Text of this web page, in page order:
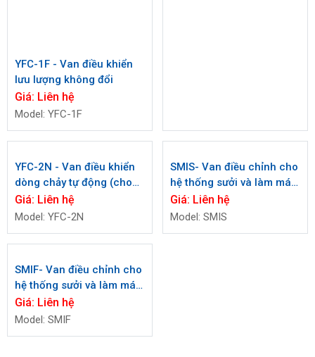
YFC-1F - Van điều khiển
lưu lượng không đổi
Giá: Liên hệ
Model: YFC-1F
YFC-2N - Van điều khiển
dòng chảy tự động (cho
SMIS- Van điều chỉnh cho
hệ thống sưởi và làm mát
nối ren
Giá: Liên hệ
Model: SMIS